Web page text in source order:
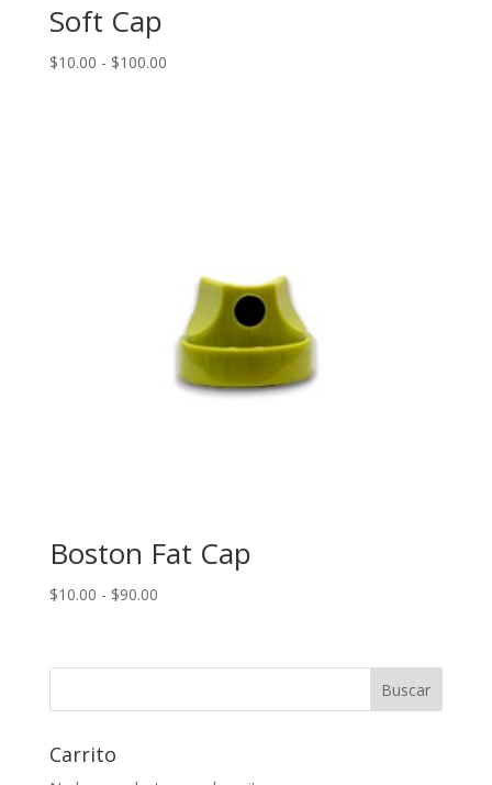
Soft Cap
$10.00 - $100.00Rango
Boston Fat Cap
$10.00 - $90.00Rango
desde
Buscar
Carrito